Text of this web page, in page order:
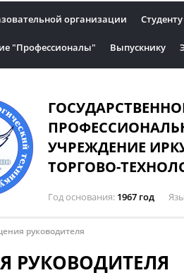
организации Студенту
"Профессионалы" Выпускнику
УЧРЕЖДЕНИЕ
ТОРГОВО-
Год основания 1967 год
руководителя
РУКОВОДИТЕЛЯ